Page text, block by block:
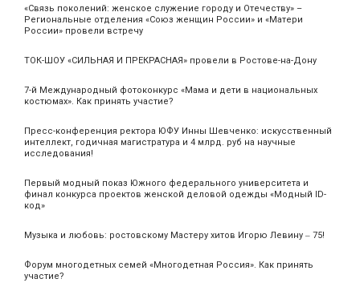
«Связь поколений: женское служение городу и Отечеству» –
Региональные отделения «Союз женщин России» и «Матери
России» провели встречу
ТОК-ШОУ «СИЛЬНАЯ И ПРЕКРАСНАЯ» провели в Ростове-на-Дону
7-й Международный фотоконкурс «Мама и дети в национальных
костюмах». Как принять участие?
Пресс-конференция ректора ЮФУ Инны Шевченко: искусственный
интеллект, годичная магистратура и 4 млрд. руб на научные
исследования!
Первый модный показ Южного федерального университета и
финал конкурса проектов женской деловой одежды «Модный ID-
код»
Музыка и любовь: ростовскому Мастеру хитов Игорю Левину ‒ 75!
Форум многодетных семей «Многодетная Россия». Как принять
участие?